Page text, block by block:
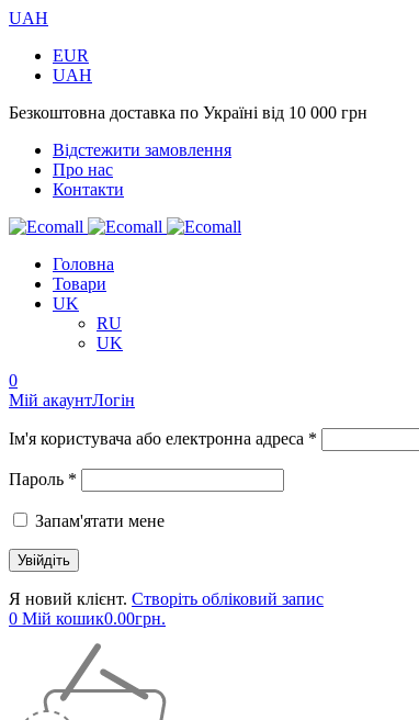
UAH
EUR
UAH
Безкоштовна доставка по Україні від 10 000 грн
Відстежити замовлення
Про нас
Контакти
Головна
Товари
UK
RU
UK
0
Мій акаунтЛогін
Ім'я користувача або електронна адреса *
Пароль *
Запам'ятати мене
Я новий клієнт. Створіть обліковий запис
0 Мій кошик0.00грн.